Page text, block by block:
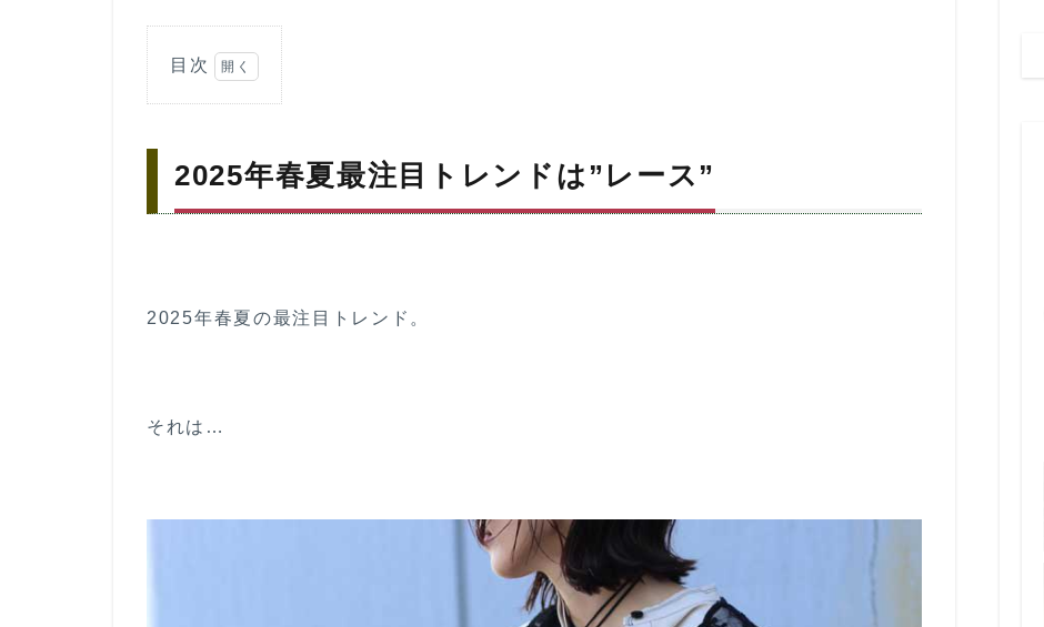
目次
夏最
注目
トレ
2
代向
け！
2025年春夏最注目トレンドは”レース”
2025年春夏の最注目トレンド。
それは…